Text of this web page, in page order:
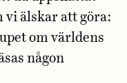
älskar att göra:
om världens
någon